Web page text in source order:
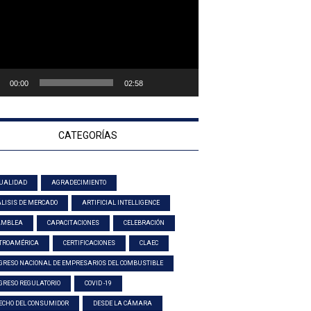
00:00 02:58
CATEGORÍAS
AGRADECIMIENTO
DE MERCADO ARTIFICIAL INTELLIGENCE
CAPACITACIONES CELEBRACIÓN
CERTIFICACIONES CLAEC
NACIONAL DE EMPRESARIOS DEL COMBUSTIBLE
REGULATORIO COVID -19
DEL CONSUMIDOR DESDE LA CÁMARA